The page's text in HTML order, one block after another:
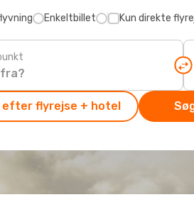
Enkeltbillet Kun direkte
efter flyrejse + hotel